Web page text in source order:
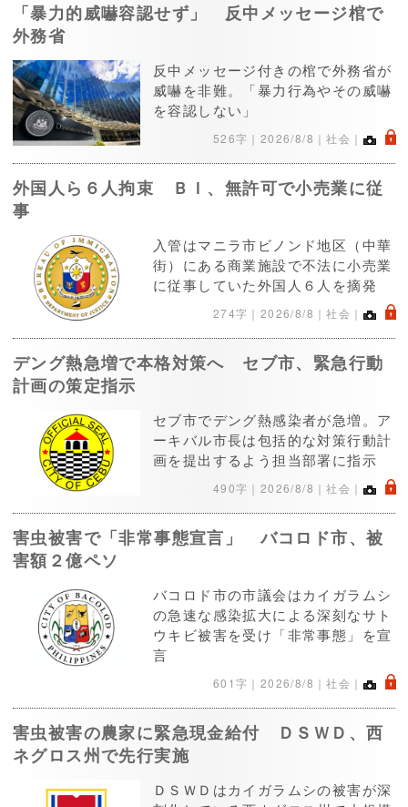
「暴力的威嚇容認せず」 反中メッセージ棺で
外務省
反中メッセージ付きの棺で外務省が
威嚇を非難。「暴力行為やその威嚇
を容認しない」
526字｜ 2026/8/8 ｜社会｜ .
外国人ら６人拘束 ＢＩ、無許可で小売業に従
事
入管はマニラ市ビノンド地区（中華
街）にある商業施設で不法に小売業
に従事していた外国人６人を摘発
274字｜ 2026/8/8 ｜社会｜ .
デング熱急増で本格対策へ セブ市、緊急行動
計画の策定指示
セブ市でデング熱感染者が急増。ア
ーキバル市長は包括的な対策行動計
画を提出するよう担当部署に指示
490字｜ 2026/8/8 ｜社会｜ .
害虫被害で「非常事態宣言」 バコロド市、被
害額２億ペソ
バコロド市の市議会はカイガラムシ
の急速な感染拡大による深刻なサト
ウキビ被害を受け「非常事態」を宣
言
601字｜ 2026/8/8 ｜社会｜ .
害虫被害の農家に緊急現金給付 ＤＳＷＤ、西
ネグロス州で先行実施
ＤＳＷＤはカイガラムシの被害が深